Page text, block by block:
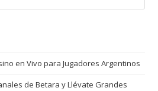
en Vivo para Jugadores Argentinos
de Betara y Llévate Grandes